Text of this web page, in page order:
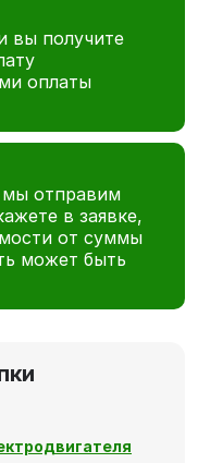
вы получите
оплаты
мы отправим
в заявке,
от суммы
может быть